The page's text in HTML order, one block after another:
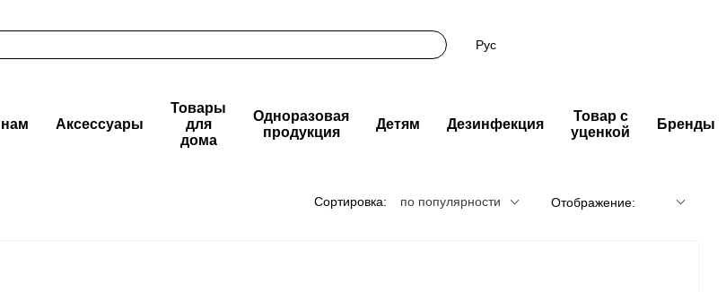
Рус
Аксессуары
Товары
для
дома
Одноразовая
продукция
Детям Дезинфекция
Товар с
уценкой
Бренды
Сортировка: по популярности Отображение: